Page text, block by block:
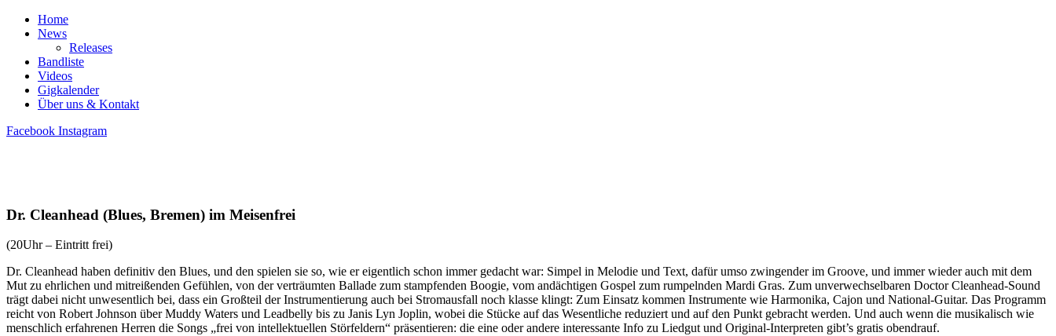
Home
News
Releases
Bandliste
Videos
Gigkalender
Über uns & Kontakt
Facebook Instagram
Dr. Cleanhead (Blues, Bremen) im Meisenfrei
(20Uhr – Eintritt frei)
Dr. Cleanhead haben definitiv den Blues, und den spielen sie so, wie er eigentlich schon immer gedacht war: Simpel in Melodie und Text, dafür umso zwingender im Groove, und immer wieder auch mit dem
Mut zu ehrlichen und mitreißenden Gefühlen, von der verträumten Ballade zum stampfenden Boogie, vom andächtigen Gospel zum rumpelnden Mardi Gras. Zum unverwechselbaren Doctor Cleanhead-Sound
trägt dabei nicht unwesentlich bei, dass ein Großteil der Instrumentierung auch bei Stromausfall noch klasse klingt: Zum Einsatz kommen Instrumente wie Harmonika, Cajon und National-Guitar. Das Programm
reicht von Robert Johnson über Muddy Waters und Leadbelly bis zu Janis Lyn Joplin, wobei die Stücke auf das Wesentliche reduziert und auf den Punkt gebracht werden. Und auch wenn die musikalisch wie
menschlich erfahrenen Herren die Songs „frei von intellektuellen Störfeldern“ präsentieren: die eine oder andere interessante Info zu Liedgut und Original-Interpreten gibt’s gratis obendrauf.